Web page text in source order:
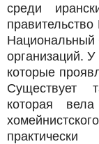
среди
Национальный
организаций.
которые
Существует
которая